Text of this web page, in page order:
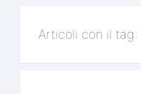
Articoli con il tag: